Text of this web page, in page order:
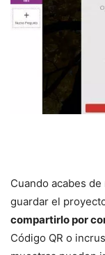
Cuando acabes
guardar el
compartirlo por
Código QR o